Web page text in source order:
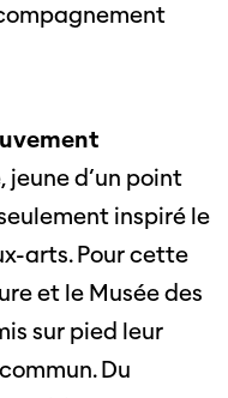
jeune d’un point
inspiré le
arts. Pour cette
et le Musée des
sur pied leur
Du